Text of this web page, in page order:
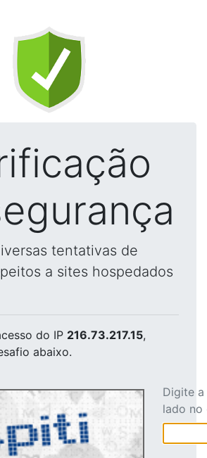
tentativas de
a sites hospedados
do IP 216.73.217.15,
abaixo.
Digite
lado no